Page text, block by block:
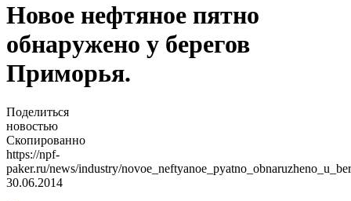
Новое нефтяное пятно
обнаружено у берегов
Приморья.
Поделиться
новостью
Скопированно
https://npf-
paker.ru/news/industry/
30.06.2014